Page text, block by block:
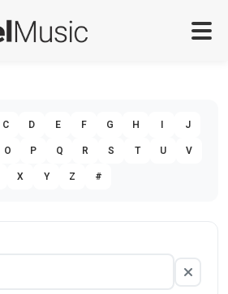
C D E F G H J
O P Q R S T U V
X Y Z #